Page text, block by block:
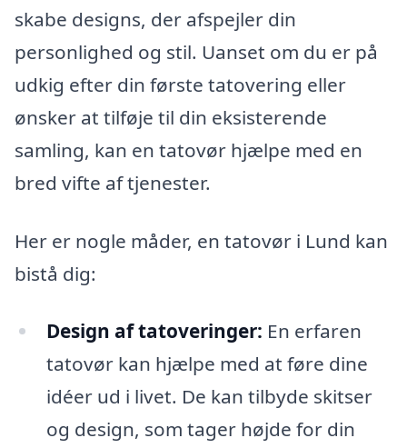
skabe designs, der afspejler din
personlighed og stil. Uanset om du er på
udkig efter din første tatovering eller
ønsker at tilføje til din eksisterende
samling, kan en tatovør hjælpe med en
bred vifte af tjenester.
Her er nogle måder, en tatovør i Lund kan
bistå dig:
Design af tatoveringer: En erfaren
tatovør kan hjælpe med at føre dine
idéer ud i livet. De kan tilbyde skitser
og design, som tager højde for din